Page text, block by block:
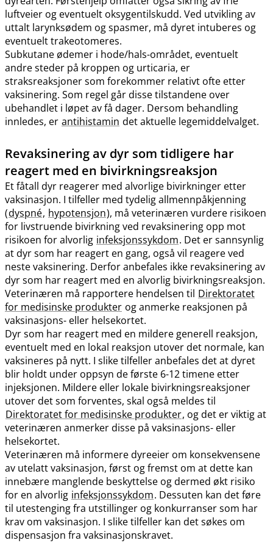
luftveier og eventuelt oksygentilskudd. Ved utvikling av
uttalt larynksødem og spasmer, må dyret intuberes og
eventuelt trakeotomeres.
Subkutane ødemer i hode​/​hals-området, eventuelt
andre steder på kroppen og urticaria, er
straksreaksjoner som forekommer relativt ofte etter
vaksinering. Som regel går disse tilstandene over
ubehandlet i løpet av få dager. Dersom behandling
innledes, er antihistamin det aktuelle legemiddelvalget.
Revaksinering av dyr som tidligere har
reagert med en bivirkningsreaksjon
Et fåtall dyr reagerer med alvorlige bivirkninger etter
vaksinasjon. I tilfeller med tydelig allmennpåkjenning
(dyspné, hypotensjon), må veterinæren vurdere risikoen
for livstruende bivirkning ved revaksinering opp mot
risikoen for alvorlig infeksjonssykdom. Det er sannsynlig
at dyr som har reagert en gang, også vil reagere ved
neste vaksinering. Derfor anbefales ikke revaksinering av
dyr som har reagert med en alvorlig bivirkningsreaksjon.
Veterinæren må rapportere hendelsen til Direktoratet
for medisinske produkter og anmerke reaksjonen på
vaksinasjons- eller helsekortet.
Dyr som har reagert med en mildere generell reaksjon,
eventuelt med en lokal reaksjon utover det normale, kan
vaksineres på nytt. I slike tilfeller anbefales det at dyret
blir holdt under oppsyn de første 6-12 timene etter
injeksjonen. Mildere eller lokale bivirkningsreaksjoner
utover det som forventes, skal også meldes til
Direktoratet for medisinske produkter, og det er viktig at
veterinæren anmerker disse på vaksinasjons- eller
helsekortet.
Veterinæren må informere dyreeier om konsekvensene
av utelatt vaksinasjon, først og fremst om at dette kan
innebære manglende beskyttelse og dermed økt risiko
for en alvorlig infeksjonssykdom. Dessuten kan det føre
til utestenging fra utstillinger og konkurranser som har
krav om vaksinasjon. I slike tilfeller kan det søkes om
dispensasjon fra vaksinasjonskravet.